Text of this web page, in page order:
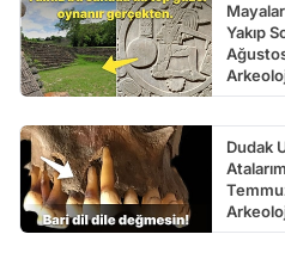
Yakıp
Dudak